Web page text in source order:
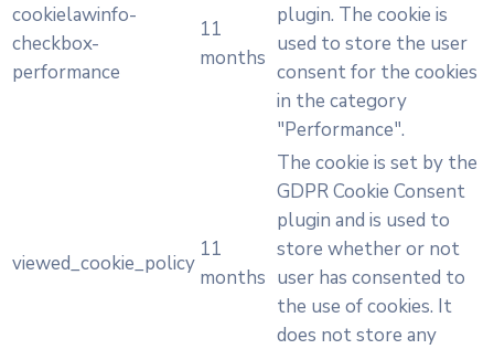
cookielawinfo-
checkbox-
performance
11
months
plugin. The cookie is
used to store the user
consent for the cookies
in the category
"Performance".
viewed_cookie_policy
11
months
The cookie is set by the
GDPR Cookie Consent
plugin and is used to
store whether or not
user has consented to
the use of cookies. It
does not store any